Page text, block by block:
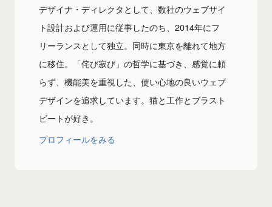
デザイナ・ディレクタとして、数社のウェブサイ
ト設計および運用に従事したのち、2014年にフ
リーランスとして独立。同時に東京を離れて地方
に移住。「侘び寂び」の哲学に基づき、感覚に頼
らず、機能美を重視した、使い心地の良いウェブ
デザインを追求しています。猫と工作とブラスト
ビートが好き。
プロフィールをみる